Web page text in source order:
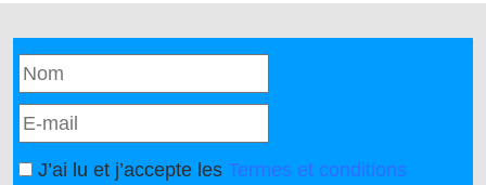
J’ai lu et j’accepte les Termes et conditions